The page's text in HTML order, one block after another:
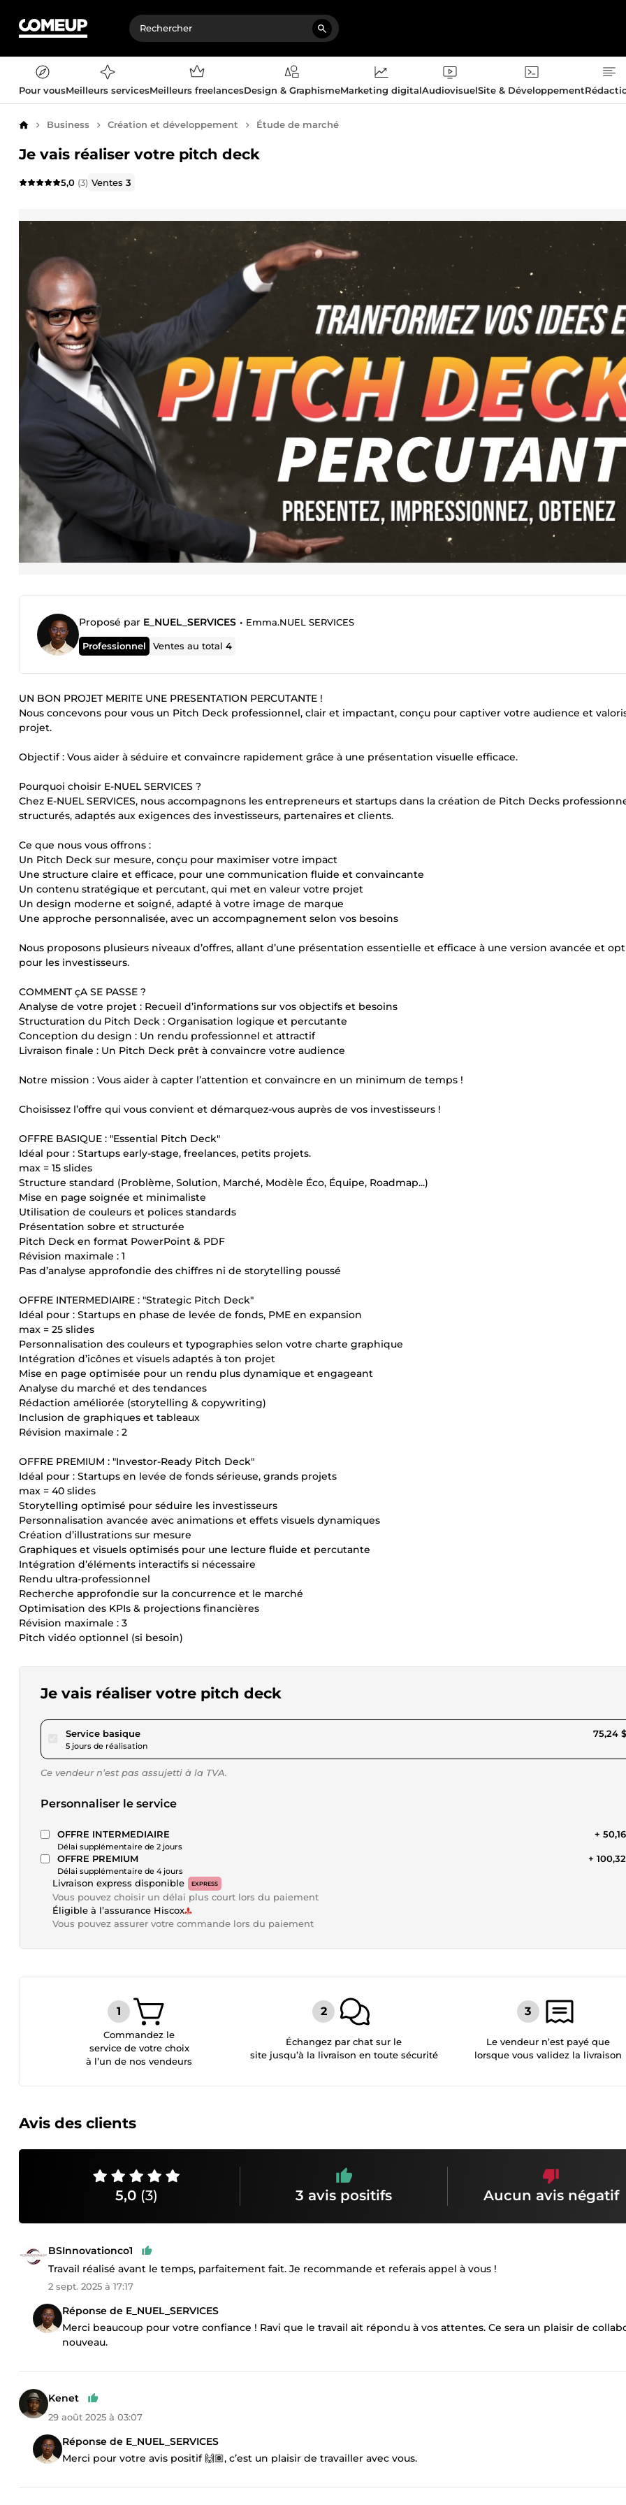
Pour vousMeilleurs servicesMeilleurs freelancesDesign & GraphismeMarketing digitalAudiovisuelSite & Développement
AccueilBusiness Création et développement Étude de marché
Je vais réaliser votre pitch deck
5,0 (3) Ventes3
Proposé par E_NUEL_SERVICES • Emma.NUEL SERVICES
Professionnel Ventes au total4
UN BON PROJET MERITE UNE PRESENTATION PERCUTANTE !
Nous concevons pour vous un Pitch Deck professionnel, clair et impactant, conçu pour captiver votre audience et
projet.
Objectif : Vous aider à séduire et convaincre rapidement grâce à une présentation visuelle efficace.
Pourquoi choisir E-NUEL SERVICES ?
Chez E-NUEL SERVICES, nous accompagnons les entrepreneurs et startups dans la création de Pitch Decks
structurés, adaptés aux exigences des investisseurs, partenaires et clients.
Ce que nous vous offrons :
Un Pitch Deck sur mesure, conçu pour maximiser votre impact
Une structure claire et efficace, pour une communication fluide et convaincante
Un contenu stratégique et percutant, qui met en valeur votre projet
Un design moderne et soigné, adapté à votre image de marque
Une approche personnalisée, avec un accompagnement selon vos besoins
Nous proposons plusieurs niveaux d’offres, allant d’une présentation essentielle et efficace à une version avancée et
pour les investisseurs.
COMMENT çA SE PASSE ?
Analyse de votre projet : Recueil d’informations sur vos objectifs et besoins
Structuration du Pitch Deck : Organisation logique et percutante
Conception du design : Un rendu professionnel et attractif
Livraison finale : Un Pitch Deck prêt à convaincre votre audience
Notre mission : Vous aider à capter l’attention et convaincre en un minimum de temps !
Choisissez l’offre qui vous convient et démarquez-vous auprès de vos investisseurs !
OFFRE BASIQUE : "Essential Pitch Deck"
Idéal pour : Startups early-stage, freelances, petits projets.
max = 15 slides
Structure standard (Problème, Solution, Marché, Modèle Éco, Équipe, Roadmap...)
Mise en page soignée et minimaliste
Utilisation de couleurs et polices standards
Présentation sobre et structurée
Pitch Deck en format PowerPoint & PDF
Révision maximale : 1
Pas d’analyse approfondie des chiffres ni de storytelling poussé
OFFRE INTERMEDIAIRE : "Strategic Pitch Deck"
Idéal pour : Startups en phase de levée de fonds, PME en expansion
max = 25 slides
Personnalisation des couleurs et typographies selon votre charte graphique
Intégration d’icônes et visuels adaptés à ton projet
Mise en page optimisée pour un rendu plus dynamique et engageant
Analyse du marché et des tendances
Rédaction améliorée (storytelling & copywriting)
Inclusion de graphiques et tableaux
Révision maximale : 2
OFFRE PREMIUM : "Investor-Ready Pitch Deck"
Idéal pour : Startups en levée de fonds sérieuse, grands projets
max = 40 slides
Storytelling optimisé pour séduire les investisseurs
Personnalisation avancée avec animations et effets visuels dynamiques
Création d’illustrations sur mesure
Graphiques et visuels optimisés pour une lecture fluide et percutante
Intégration d’éléments interactifs si nécessaire
Rendu ultra-professionnel
Recherche approfondie sur la concurrence et le marché
Optimisation des KPIs & projections financières
Révision maximale : 3
Pitch vidéo optionnel (si besoin)
Je vais réaliser votre pitch deck
Service basiquepour 69,34 $US
5 jours de réalisation
75,24
Ce vendeur n’est pas assujetti à la TVA.
Personnaliser le service
OFFRE INTERMEDIAIRE
Délai supplémentaire de 2 jours
+
OFFRE PREMIUM
Délai supplémentaire de 4 jours
+
Livraison express disponible EXPRESS
Vous pouvez choisir un délai plus court lors du paiement
Éligible à l’assurance Hiscox
Vous pouvez assurer votre commande lors du paiement
Commandez le
service de votre choix
à l’un de nos vendeurs
Échangez par chat sur le
site jusqu’à la livraison en toute sécurité
Le vendeur n’est payé que
lorsque vous validez la livraison
Avis des clients
5,0 (3) 3 avis positifs Aucun avis négatif
BSInnovationco1
Travail réalisé avant le temps, parfaitement fait. Je recommande et referais appel à vous !
2 sept. 2025 à 17:17
Réponse de E_NUEL_SERVICES
Merci beaucoup pour votre confiance ! Ravi que le travail ait répondu à vos attentes. Ce sera un plaisir de
nouveau.
Kenet
29 août 2025 à 03:07
Réponse de E_NUEL_SERVICES
Merci pour votre avis positif 🙌🏽, c’est un plaisir de travailler avec vous.